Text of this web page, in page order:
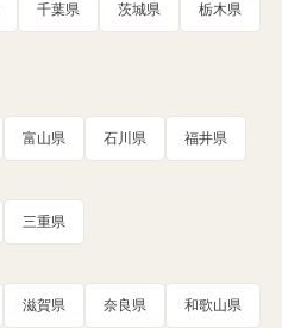
千葉県 茨城県 栃木県
富山県 石川県 福井県
三重県
滋賀県 奈良県 和歌山県